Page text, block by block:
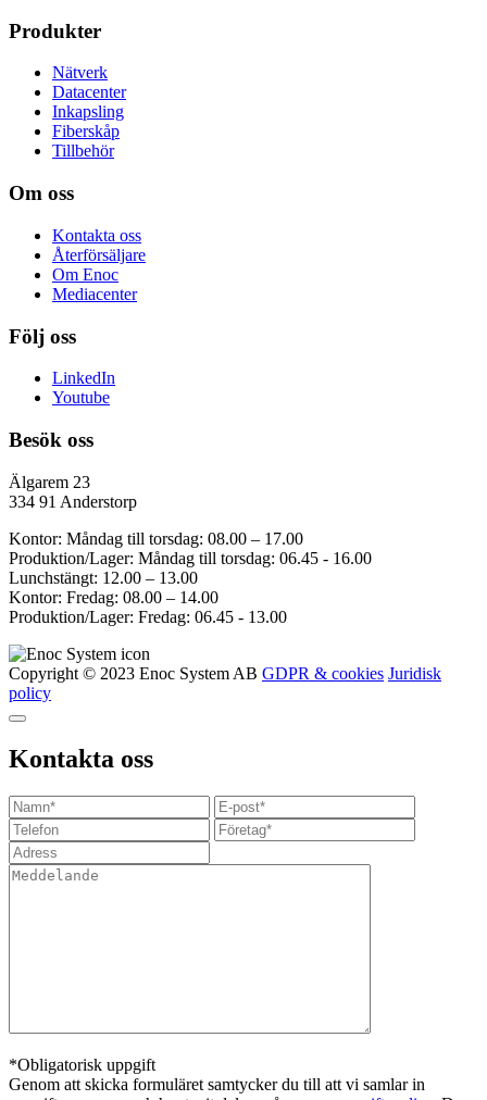
Produkter
Nätverk
Datacenter
Inkapsling
Fiberskåp
Tillbehör
Om oss
Kontakta oss
Återförsäljare
Om Enoc
Mediacenter
Följ oss
LinkedIn
Youtube
Besök oss
Älgarem 23
334 91 Anderstorp
Kontor: Måndag till torsdag: 08.00 – 17.00
Produktion/Lager: Måndag till torsdag: 06.45 - 16.00
Lunchstängt: 12.00 – 13.00
Kontor: Fredag: 08.00 – 14.00
Produktion/Lager: Fredag: 06.45 - 13.00
Copyright © 2023 Enoc System AB GDPR & cookies Juridisk
policy
Kontakta oss
*Obligatorisk uppgift
Genom att skicka formuläret samtycker du till att vi samlar in